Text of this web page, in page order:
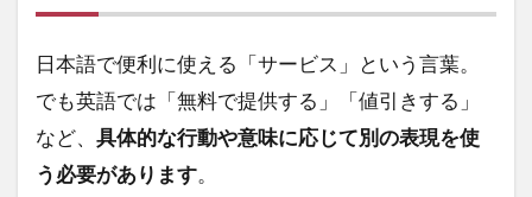
日本語で便利に使える「サービス」という言葉。
でも英語では「無料で提供する」「値引きする」
など、 具体的な行動や意味に応じて別の表現を使
う必要があります。